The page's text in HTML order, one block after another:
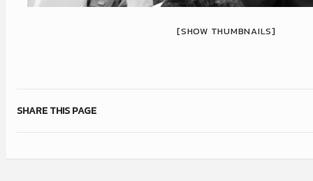
[SHOW THUMBNAILS]
SHARE THIS PAGE